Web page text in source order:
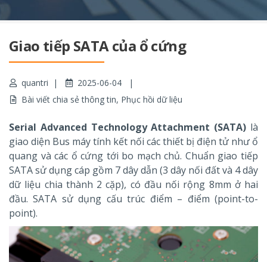
Giao tiếp SATA của ổ cứng
quantri
2025-06-04
Bài viết chia sẻ thông tin, Phục hồi dữ liệu
Serial Advanced Technology Attachment (SATA) là
giao diện Bus máy tính kết nối các thiết bị điện tử như ổ
quang và các ổ cứng tới bo mạch chủ. Chuẩn giao tiếp
SATA sử dụng cáp gồm 7 dây dẫn (3 dây nối đất và 4 dây
dữ liệu chia thành 2 cặp), có đầu nối rộng 8mm ở hai
đầu. SATA sử dụng cấu trúc điểm – điểm (point-to-
point).